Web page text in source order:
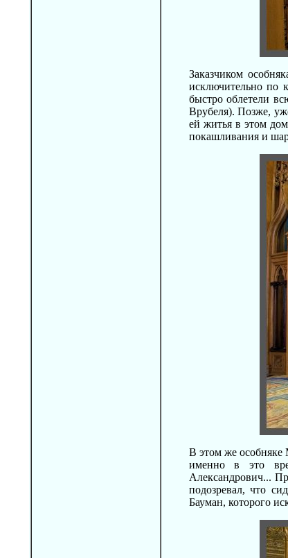
Заказчиком
исключительно по
быстро облетели
Врубеля). Позже,
ей житья в этом
покашливания и
В этом же особняке
именно в это
Александрович...
подозревал, что
Бауман, которого